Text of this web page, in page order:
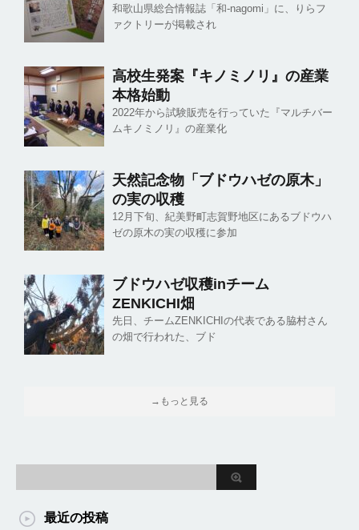
和歌山県総合情報誌「和-nagomi」に、りらフ
ァクトリーが掲載され
高校生発案『キノミノリ』の産業
本格始動
2022年から試験販売を行っていた『マルチバー
ムキノミノリ』の産業化
天然記念物「ブドウハゼの原木」
の実の収穫
12月下旬、紀美野町志賀野地区にあるブドウハ
ゼの原木の実の収穫に参加
ブドウハゼ収穫inチーム
ZENKICHI畑
先日、チームZENKICHIの代表である脇村さん
の畑で行われた、ブド
→もっと見る
最近の投稿